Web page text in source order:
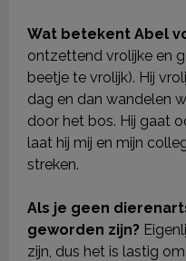
Wat betekent Abel
ontzettend vrolijke en
beetje te vrolijk). Hij
dag en dan wandelen
door het bos. Hij gaat
laat hij mij en mijn
streken.
Als je geen
geworden zijn?
zijn, dus het is lastig